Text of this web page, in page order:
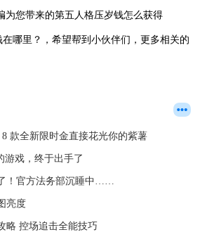
为您带来的第五人格压岁钱怎么获得
在哪里？，希望帮到小伙伴们，更多相关的
款全新限时金直接花光你的紫薯
游戏，终于出手了
！官方法务部沉睡中……
亮度
略 控场追击全能技巧